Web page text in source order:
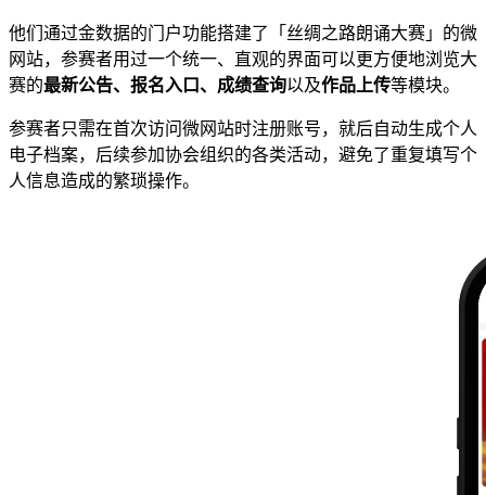
他们通过金数据的门户功能搭建了「丝绸之路朗诵大赛」的微
网站，参赛者用过一个统一、直观的界面可以更方便地浏览大
赛的最新公告、报名入口、成绩查询以及作品上传​等模块。
参赛者只需在首次访问微网站时注册账号，就后自动生成个人
电子档案，后续参加协会组织的各类活动，避免了重复填写个
人信息造成的繁琐操作。